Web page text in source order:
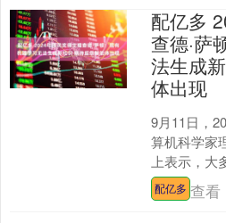
配亿多
查德·萨
法生成
体出现
9月11日，
算机科学家
上表示，大
类已有的知
主学习能力
配亿多 查看